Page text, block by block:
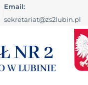
Email:
sekretariat@zs2lubin.pl